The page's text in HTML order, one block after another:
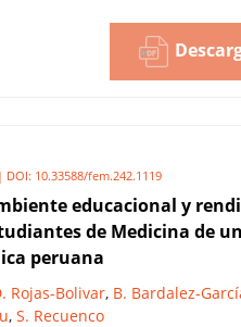
DOI: 10.33588/fem.242.1119
educacional y
de Medicina de
peruana
Rojas-Bolivar, B. Bardalez-
, S. Recuenco